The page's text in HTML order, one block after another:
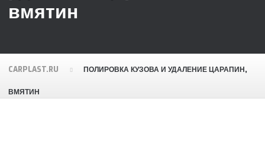
вмятин
CARPLAST.RU ПОЛИРОВКА КУЗОВА И УДАЛЕНИЕ ЦАРАПИН,
ВМЯТИН